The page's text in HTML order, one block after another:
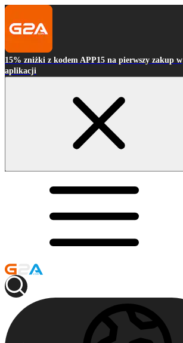
15% zniżki z kodem APP15 na pierwszy zakup w
aplikacji